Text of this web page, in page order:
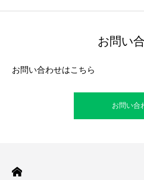
お問い
お問い合わせはこちら
お問い合